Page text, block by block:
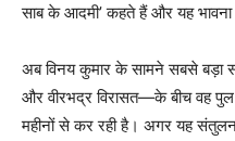
साब के आदमी’ कहते हैं और यह
अब विनय कुमार के सामने सबसे बड़ा
और वीरभद्र विरासत—के बीच वह पुल
महीनों से कर रही है। अगर यह